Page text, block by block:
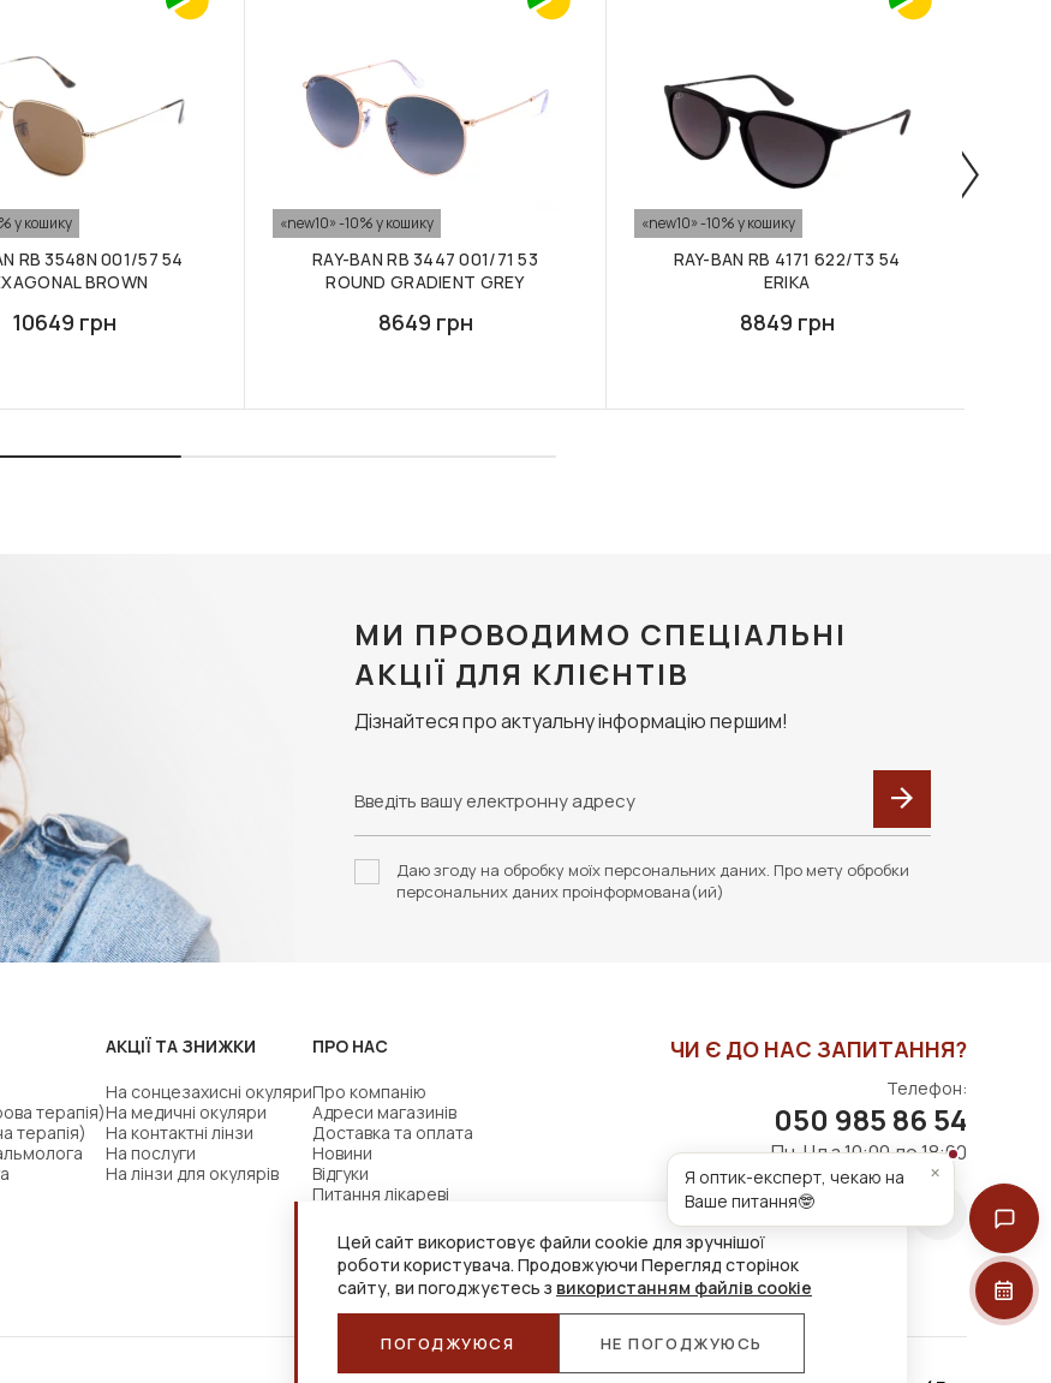
у кошику
RB 3548N 001/57 54
BROWN
10649 грн
«new10» -10% у кошику
RAY-BAN RB 3447 001/71 53
ROUND GRADIENT GREY
8649 грн
«new10» -10% у кошику
RAY-BAN RB 4171 622/T3 54
ERIKA
8849 грн
МИ ПРОВОДИМО СПЕЦІАЛЬНІ
АКЦІЇ ДЛЯ КЛІЄНТІВ
Дізнайтеся про актуальну інформацію першим!
Даю згоду на обробку моїх персональних даних. Про мету обробки
персональних даних проінформована(ий)
Цей сайт використовує файли cookie для зручнішої
роботи користувача. Продовжуючи Перегляд сторінок
сайту, ви погоджуєтесь з використанням файлів cookie
ПОГОДЖУЮСЯ НЕ ПОГОДЖУЮСЬ
терапія)
терапія)
АКЦІЇ ТА ЗНИЖКИ
На сонцезахисні окуляри
На медичні окуляри
На контактні лінзи
На послуги
На лінзи для окулярів
ПРО НАС
Про компанію
Адреси магазинів
Доставка та оплата
Новини
Відгуки
Питання лікареві
ЧИ Є ДО НАС ЗАПИТАННЯ?
Телефон:
050 985 86 54
Пн-Нд з 10:00 до 18:00
Я оптик-експерт, чекаю на
Ваше питання🤓
×